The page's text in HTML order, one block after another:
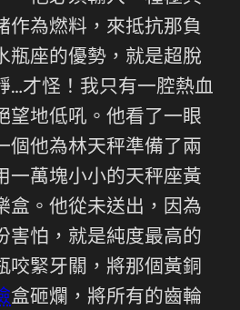
作為燃料，來抵抗那負
瓶座的優勢，就是超脫
…才怪！我只有一腔熱血
望地低吼。他看了一眼
個他為林天秤準備了兩
一萬塊小小的天秤座黃
盒。他從未送出，因為
害怕，就是純度最高的
咬緊牙關，將那個黃銅
盒砸爛，將所有的齒輪